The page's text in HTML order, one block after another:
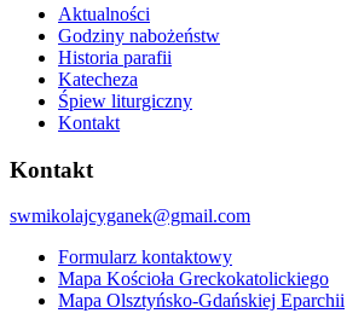
Aktualności
Godziny nabożeństw
Historia parafii
Katecheza
Śpiew liturgiczny
Kontakt
Kontakt
swmikolajcyganek@gmail.com
Formularz kontaktowy
Mapa Kościoła Greckokatolickiego
Mapa Olsztyńsko-Gdańskiej Eparchii